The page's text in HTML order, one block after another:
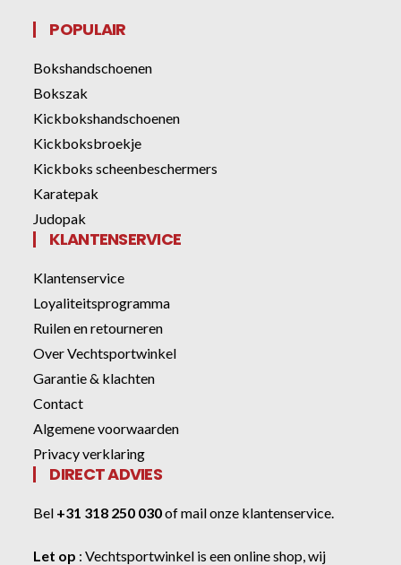
POPULAIR
Bokshandschoenen
Bokszak
Kickbokshandschoenen
Kickboksbroekje
Kickboks scheenbeschermers
Karatepak
Judopak
KLANTENSERVICE
Klantenservice
Loyaliteitsprogramma
Ruilen en retourneren
Over Vechtsportwinkel
Garantie & klachten
Contact
Algemene voorwaarden
Privacy verklaring
DIRECT ADVIES
Bel +31 318 250 030ofmail onze klantenservice.
Let op :Vechtsportwinkel is een online shop, wij